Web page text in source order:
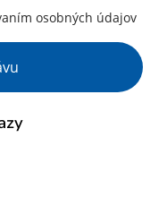
osobných údajov